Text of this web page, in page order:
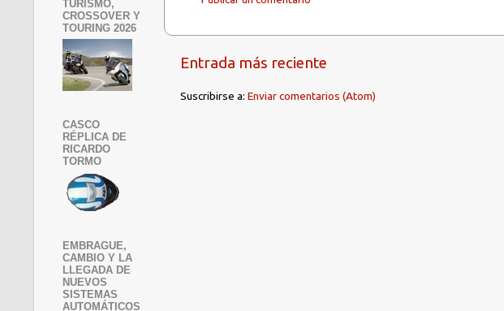
Entrada más reciente
Suscribirse a: Enviar comentarios (Atom)
TURISMO,
CROSSOVER Y
TOURING 2026
CASCO
RÉPLICA DE
RICARDO
TORMO
EMBRAGUE,
CAMBIO Y LA
LLEGADA DE
NUEVOS
SISTEMAS
AUTOMÁTICOS